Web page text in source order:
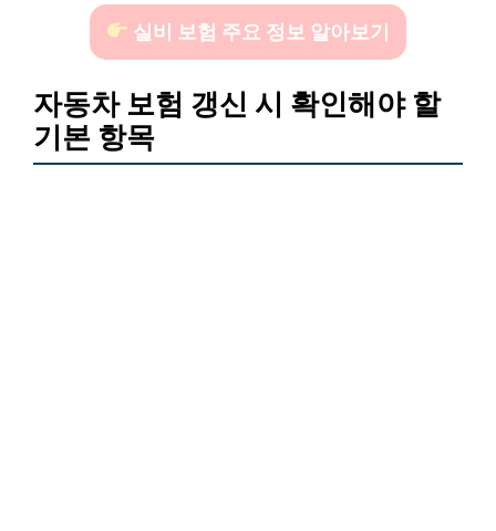
실비 보험 주요 정보 알아보기
자동차 보험 갱신 시 확인해야 할
기본 항목